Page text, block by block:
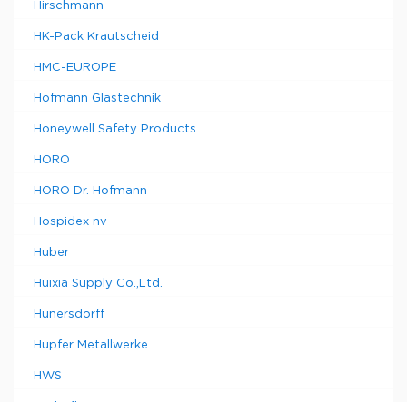
Hirschmann
HK-Pack Krautscheid
HMC-EUROPE
Hofmann Glastechnik
Honeywell Safety Products
HORO
HORO Dr. Hofmann
Hospidex nv
Huber
Huixia Supply Co.,Ltd.
Hunersdorff
Hupfer Metallwerke
HWS